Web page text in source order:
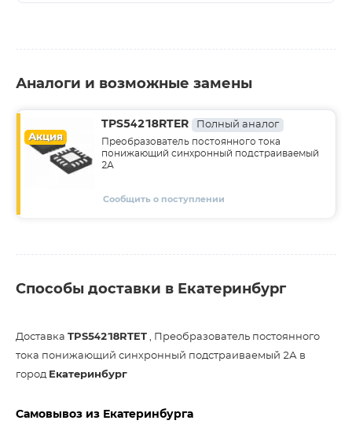
Аналоги и возможные замены
Акция
TPS54218RTER Полный аналог
Преобразователь постоянного тока
понижающий синхронный подстраиваемый
2А
Сообщить о поступлении
Способы доставки в Екатеринбург
Доставка TPS54218RTET , Преобразователь постоянного
тока понижающий синхронный подстраиваемый 2А в
город Екатеринбург
Самовывоз из Екатеринбурга